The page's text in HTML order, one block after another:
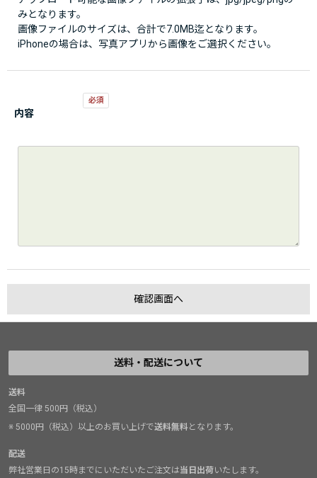
みとなります。
画像ファイルのサイズは、合計で7.0MB迄となります。
iPhoneの場合は、写真アプリから画像をご選択ください。
内容
送料・配送について
送料
全国一律 500円（税込）
※ 5000円（税込）以上のお買い上げで送料無料となります。
配送
弊社営業日の15時までにいただいたご注文は当日出荷いたします。